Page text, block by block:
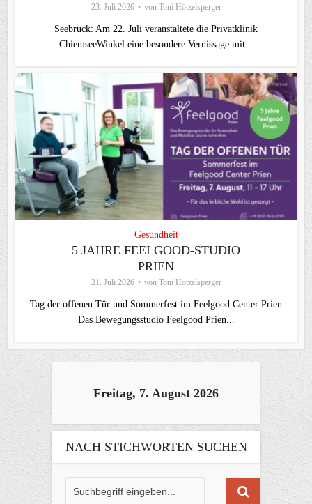
23. Juli 2026 von Toni Hötzelsperger
Seebruck: Am 22. Juli veranstaltete die Privatklinik
ChiemseeWinkel eine besondere Vernissage mit...
Gesundheit
5 JAHRE FEELGOOD-STUDIO
PRIEN
21. Juli 2026 von Toni Hötzelsperger
Tag der offenen Tür und Sommerfest im Feelgood Center Prien
Das Bewegungsstudio Feelgood Prien...
Freitag, 7. August 2026
NACH STICHWORTEN SUCHEN